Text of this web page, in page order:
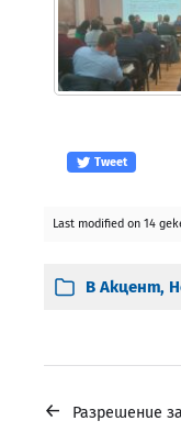
Tweet
Last modified on 14
В Акцент,
← Разрешение